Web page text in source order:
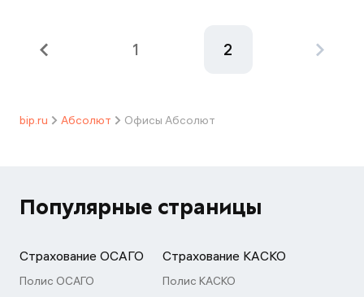
1 2
bip.ru Абсолют Офисы Абсолют
Популярные страницы
Страхование ОСАГО
Полис ОСАГО
Страхование КАСКО
Полис КАСКО